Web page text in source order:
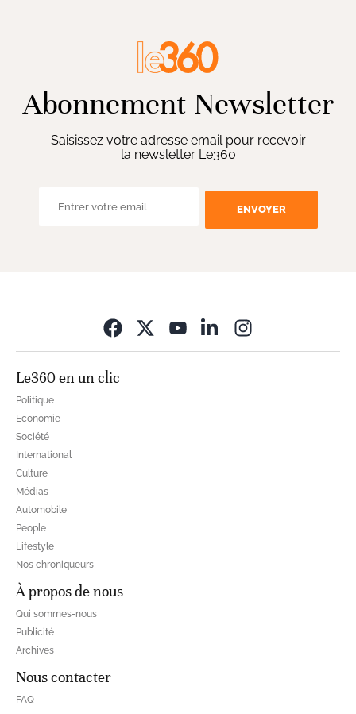
Abonnement Newsletter
Saisissez votre adresse email pour recevoir
la newsletter Le360
ENVOYER
Le360 en un clic
Politique
Economie
Société
International
Culture
Médias
Automobile
People
Lifestyle
Nos chroniqueurs
À propos de nous
Qui sommes-nous
Publicité
Archives
Nous contacter
FAQ